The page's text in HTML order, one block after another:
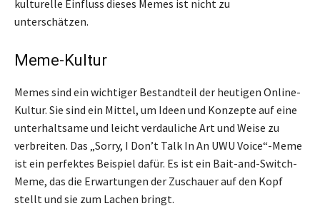
kulturelle Einfluss dieses Memes ist nicht zu
unterschätzen.
Meme-Kultur
Memes sind ein wichtiger Bestandteil der heutigen Online-
Kultur. Sie sind ein Mittel, um Ideen und Konzepte auf eine
unterhaltsame und leicht verdauliche Art und Weise zu
verbreiten. Das „Sorry, I Don’t Talk In An UWU Voice“-Meme
ist ein perfektes Beispiel dafür. Es ist ein Bait-and-Switch-
Meme, das die Erwartungen der Zuschauer auf den Kopf
stellt und sie zum Lachen bringt.